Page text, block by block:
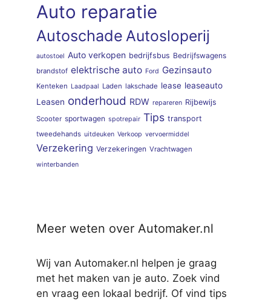
Auto reparatie
Autoschade Autosloperij
autostoel Auto verkopen bedrijfsbus Bedrijfswagens
brandstof elektrische auto Ford Gezinsauto
Kenteken Laadpaal Laden lakschade lease leaseauto
Leasen onderhoud RDW repareren Rijbewijs
Scooter sportwagen spotrepair Tips transport
tweedehands uitdeuken Verkoop vervoermiddel
Verzekering Verzekeringen Vrachtwagen
winterbanden
Meer weten over Automaker.nl
Wij van Automaker.nl helpen je graag
met het maken van je auto. Zoek vind
en vraag een lokaal bedrijf. Of vind tips